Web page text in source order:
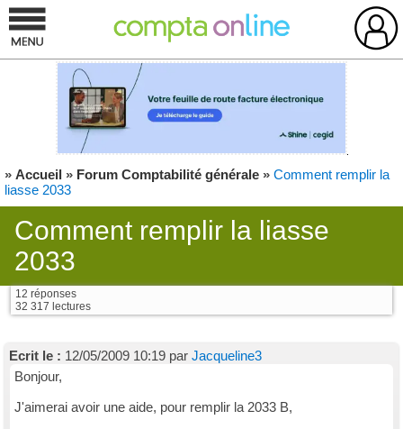
» Accueil » Forum Comptabilité générale » Comment remplir la
liasse 2033
Comment remplir la liasse
2033
12 réponses
32 317 lectures
Ecrit le : 12/05/2009 10:19 par Jacqueline3
Bonjour,
J'aimerai avoir une aide, pour remplir la 2033 B,